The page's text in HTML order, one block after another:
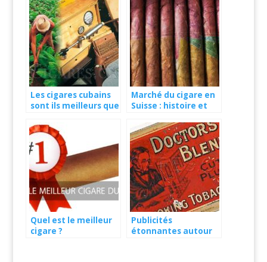
Les cigares cubains
sont ils meilleurs que
Nicaragua ?
Marché du cigare en
Suisse : histoire et
Quel est le meilleur
cigare ?
Publicités
étonnantes autour